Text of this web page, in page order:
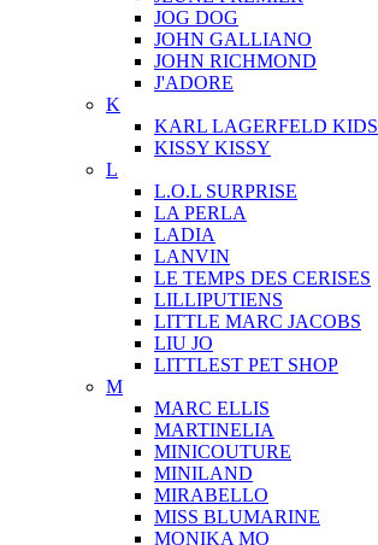
JOG DOG
JOHN GALLIANO
JOHN RICHMOND
J'ADORE
K
KARL LAGERFELD KIDS
KISSY KISSY
L
L.O.L SURPRISE
LA PERLA
LADIA
LANVIN
LE TEMPS DES CERISES
LILLIPUTIENS
LITTLE MARC JACOBS
LIU JO
LITTLEST PET SHOP
M
MARC ELLIS
MARTINELIA
MINICOUTURE
MINILAND
MIRABELLO
MISS BLUMARINE
MONIKA MO